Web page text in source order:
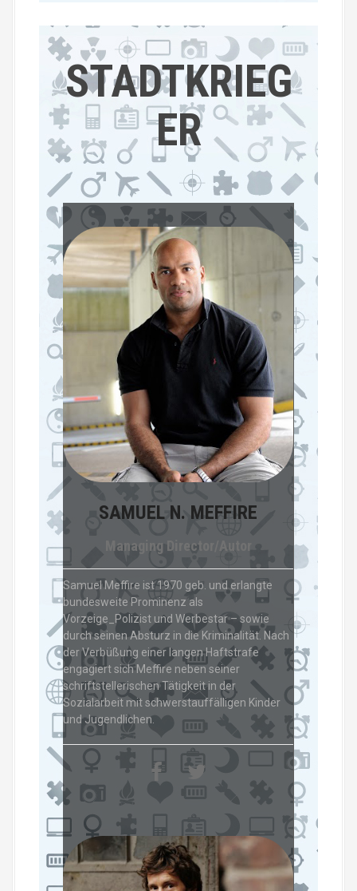
STADTKRIEG
ER
SAMUEL N. MEFFIRE
Managing Director/Autor
Samuel Meffire ist 1970 geb. und erlangte
bundesweite Prominenz als
Vorzeige_Polizist und Werbestar – sowie
durch seinen Absturz in die Kriminalität. Nach
der Verbüßung einer langen Haftstrafe
engagiert sich Meffire neben seiner
schriftstellerischen Tätigkeit in der
Sozialarbeit mit schwerstauffälligen Kinder
und Jugendlichen.